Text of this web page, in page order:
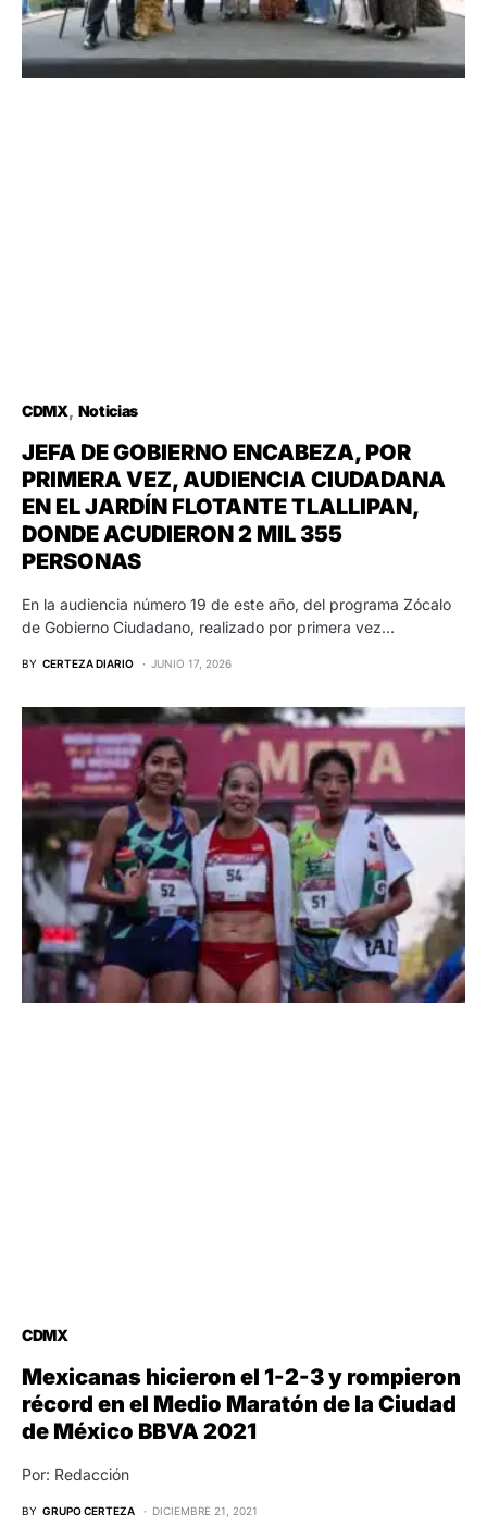
CDMX Noticias
JEFA DE GOBIERNO ENCABEZA, POR
PRIMERA VEZ, AUDIENCIA CIUDADANA
EN EL JARDÍN FLOTANTE TLALLIPAN,
DONDE ACUDIERON 2 MIL 355
PERSONAS
En la audiencia número 19 de este año, del programa Zócalo
de Gobierno Ciudadano, realizado por primera vez…
BY CERTEZA DIARIO JUNIO 17, 2026
CDMX
Mexicanas hicieron el 1-2-3 y rompieron
récord en el Medio Maratón de la Ciudad
de México BBVA 2021
Por: Redacción
BY GRUPO CERTEZA DICIEMBRE 21, 2021